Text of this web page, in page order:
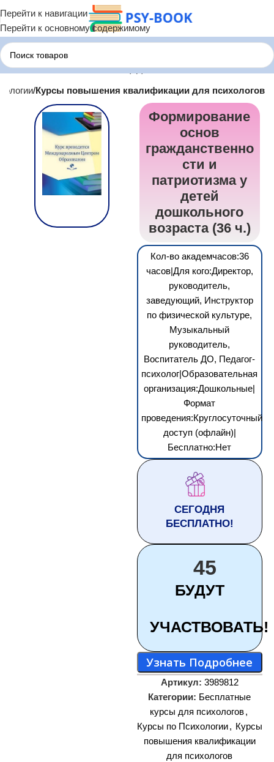
Перейти к навигации
Перейти к основному содержимому
Курсы повышения квалификации для психологов
Формирование
основ
гражданственно
сти и
патриотизма у
детей
дошкольного
возраста (36 ч.)
Кол-во академчасов:36
часов|Для кого:Директор,
руководитель,
заведующий, Инструктор
по физической культуре,
Музыкальный
руководитель,
Воспитатель ДО, Педагог-
психолог|Образовательная
организация:Дошкольные|
Формат
проведения:Круглосуточный
доступ (офлайн)|
Бесплатно:Нет
СЕГОДНЯ
БЕСПЛАТНО!
45
БУДУТ
УЧАСТВОВАТЬ!
Узнать Подробнее
Артикул: 3989812
Категории: Бесплатные
курсы для психологов,
Курсы по Психологии, Курсы
повышения квалификации
для психологов